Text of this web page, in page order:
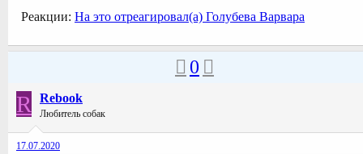
Реакции: На это отреагировал(а) Голубева Варвара
0
R Rebook
Любитель собак
17.07.2020